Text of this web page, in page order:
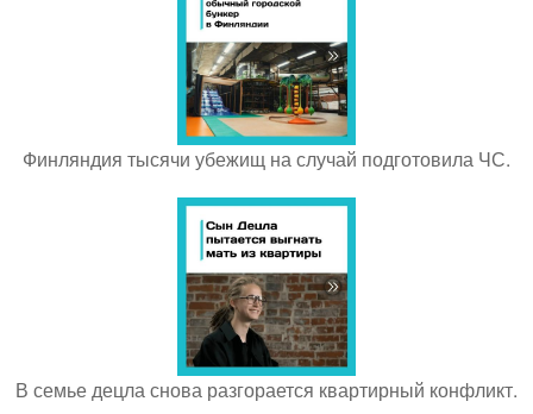
Финляндия тысячи убежищ на случай подготовила ЧС.
В семье децла снова разгорается квартирный конфликт.